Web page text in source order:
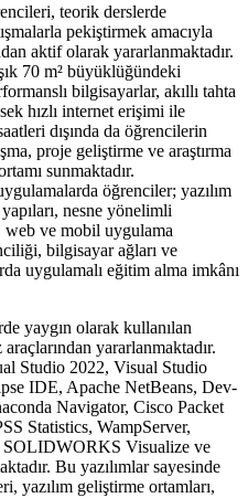
teorik derslerde
pekiştirmek amacıyla
aktif olarak yararlanmaktadır.
70 m² büyüklüğündeki
bilgisayarlar, akıllı tahta
hızlı internet erişimi ile
dışında da öğrencilerin
proje geliştirme ve araştırma
sunmaktadır.
öğrenciler; yazılım
nesne yönelimli
web ve mobil uygulama
bilgisayar ağları ve
uygulamalı eğitim alma imkânı
yaygın olarak kullanılan
yararlanmaktadır.
Studio 2022, Visual Studio
IDE, Apache NetBeans, Dev-
Navigator, Cisco Packet
Statistics, WampServer,
Visualize ve
Bu yazılımlar sayesinde
yazılım geliştirme ortamları,